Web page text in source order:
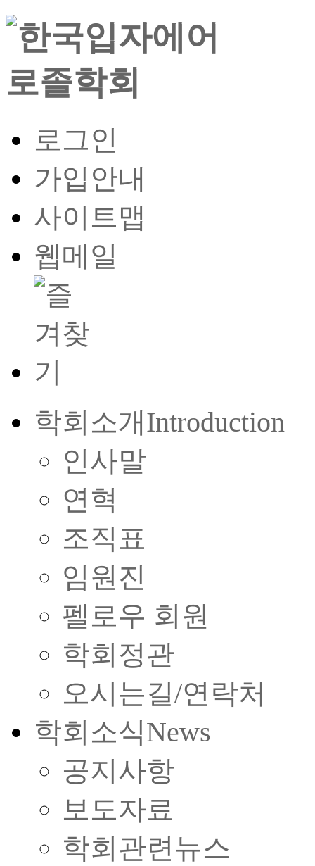
로그인
가입안내
사이트맵
웹메일
학회소개Introduction
인사말
연혁
조직표
임원진
펠로우 회원
학회정관
오시는길/연락처
학회소식News
공지사항
보도자료
학회관련뉴스